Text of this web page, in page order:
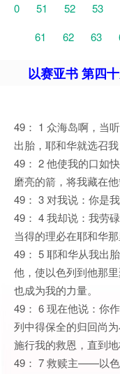
0
51 52 53
61
62 63
以赛亚书 第四
49： 1 众海岛啊，当
出胎，耶和华就选召
49： 2 他使我的口如
磨亮的箭，将我藏在他
49： 3 对我说：你是
49： 4 我却说：我劳
当得的理必在耶和华
49： 5 耶和华从我出
他，使以色列到他那
也成为我的力量。
49： 6 现在他说：你
列中得保全的归回尚
施行我的救恩，直到地
49： 7 救赎主——以色